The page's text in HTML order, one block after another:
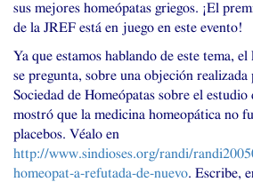
sus mejores homeópatas griegos. ¡El
de la JREF está en juego en este evento!
Ya que estamos hablando de este tema,
se pregunta, sobre una objeción realizada
Sociedad de Homeópatas sobre el
mostró que la medicina homeopática no
placebos. Véalo en
http://www.sindioses.org/randi/
homeopat-a-refutada-de-nuevo. Escribe,